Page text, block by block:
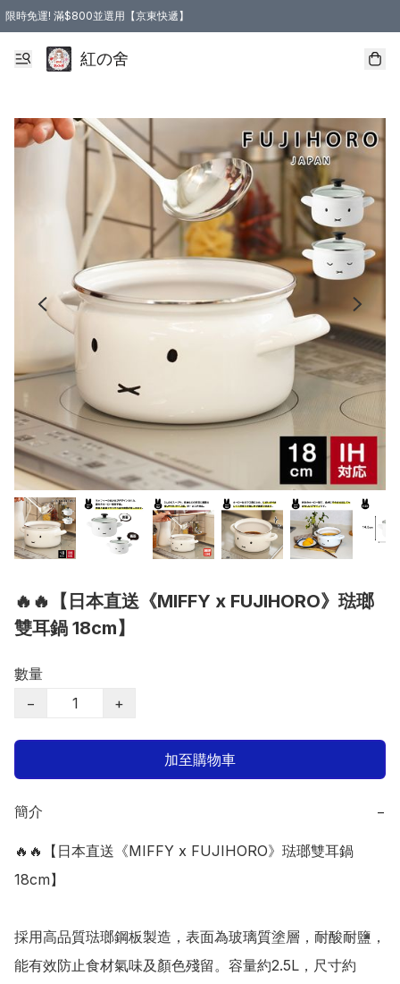
限時免運! 滿$800並選用【京東快遞】
紅の舍
🔥🔥【日本直送《MIFFY x FUJIHORO》琺瑯
雙耳鍋 18cm】
數量
−
+
加至購物車
簡介 −
🔥🔥【日本直送《MIFFY x FUJIHORO》琺瑯雙耳鍋
18cm】
採用高品質琺瑯鋼板製造，表面為玻璃質塗層，耐酸耐鹽，
能有效防止食材氣味及顏色殘留。容量約2.5L，尺寸約